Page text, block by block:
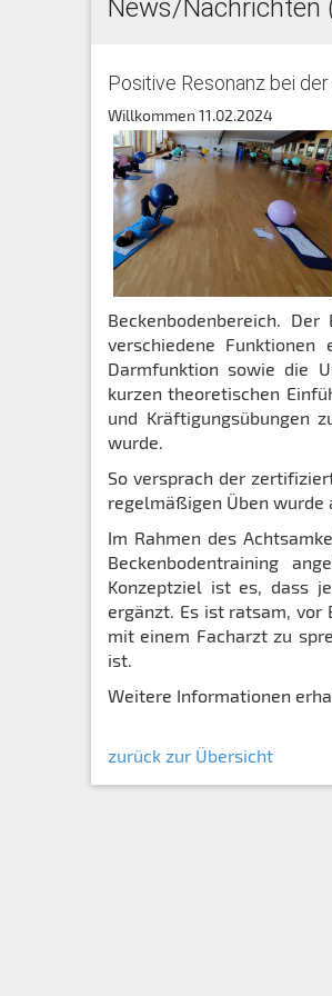
News/Nachrichten
Positive Resonanz bei
Willkommen 11.02.2024
Beckenbodenbereich.
verschiedene
Darmfunktion sowie die
kurzen theoretischen
und Kräftigungsübungen
wurde.
So versprach der
regelmäßigen Üben wurde
Im Rahmen des
Beckenbodentraining
Konzeptziel ist es, dass
ergänzt. Es ist ratsam, vor
mit einem Facharzt zu
ist.
Weitere Informationen
zurück zur Übersicht